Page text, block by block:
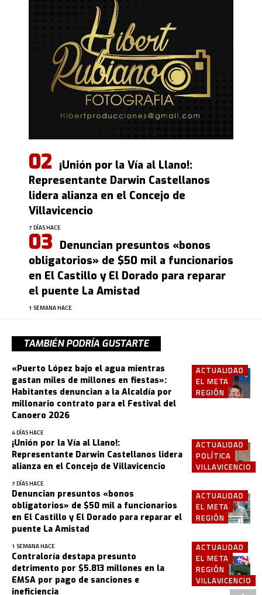
¡Unión por la Vía al Llano!:
Representante Darwin Castellanos
lidera alianza en el Concejo de
Villavicencio
7 DÍAS HACE
Denuncian presuntos «bonos
obligatorios» de $50 mil a funcionarios
en El Castillo y El Dorado para reparar
el puente La Amistad
1 SEMANA HACE
TAMBIÉN PODRÍA GUSTARTE
ACTUALIDAD
EL META
REGIÓN
«Puerto López bajo el agua mientras
gastan miles de millones en fiestas»:
Habitantes denuncian a la Alcaldía por
millonario contrato para el Festival del
Canoero 2026
4 DÍAS HACE
ACTUALIDAD
POLÍTICA
VILLAVICENCIO
¡Unión por la Vía al Llano!:
Representante Darwin Castellanos lidera
alianza en el Concejo de Villavicencio
7 DÍAS HACE
ACTUALIDAD
EL META
REGIÓN
Denuncian presuntos «bonos
obligatorios» de $50 mil a funcionarios
en El Castillo y El Dorado para reparar el
puente La Amistad
1 SEMANA HACE
ACTUALIDAD
EL META
REGIÓN
VILLAVICENCIO
Contraloría destapa presunto
detrimento por $5.813 millones en la
EMSA por pago de sanciones e
ineficiencia